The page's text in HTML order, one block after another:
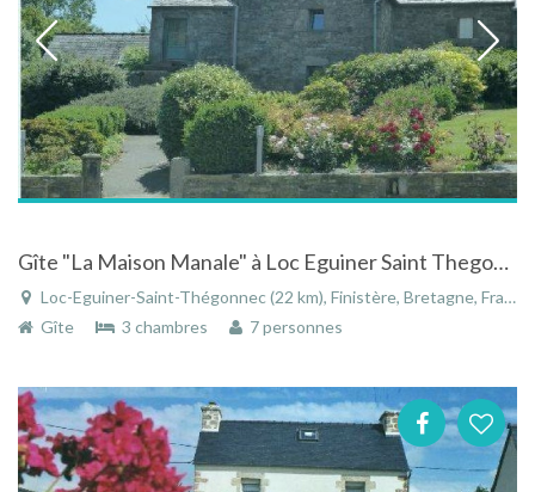
Gîte "La Maison Manale" à Loc Eguiner Saint Thegonnec dans le Finistère en Bretagne
Loc-Eguiner-Saint-Thégonnec (22 km), Finistère, Bretagne, France
Gîte
3 chambres 7 personnes